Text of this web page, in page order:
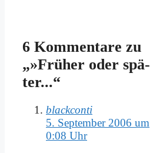
6 Kommentare zu
„»Frü­her oder spä­
ter...“
blackconti
5. September 2006 um
0:08 Uhr